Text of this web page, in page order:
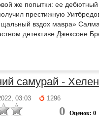
же попытки: ее
престижную
вздох мавра»
детективе Джексоне
самурай -
03:03 1296
0 Оценок: 0